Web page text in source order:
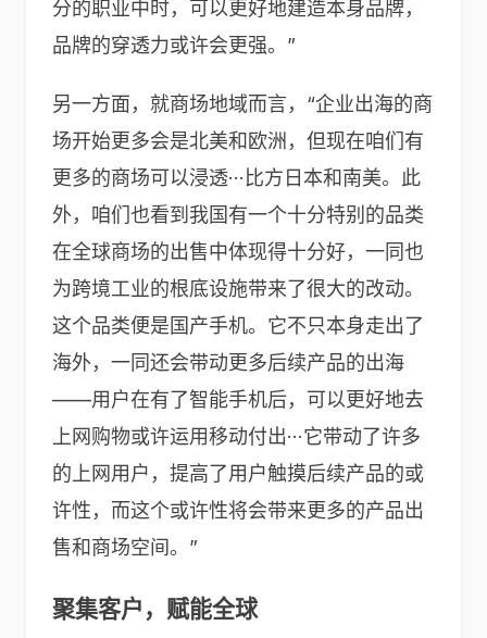
分的职业中时，可以更好地建造本身品牌，
品牌的穿透力或许会更强。”
另一方面，就商场地域而言，“企业出海的商
场开始更多会是北美和欧洲，但现在咱们有
更多的商场可以浸透···比方日本和南美。此
外，咱们也看到我国有一个十分特别的品类
在全球商场的出售中体现得十分好，一同也
为跨境工业的根底设施带来了很大的改动。
这个品类便是国产手机。它不只本身走出了
海外，一同还会带动更多后续产品的出海
——用户在有了智能手机后，可以更好地去
上网购物或许运用移动付出···它带动了许多
的上网用户，提高了用户触摸后续产品的或
许性，而这个或许性将会带来更多的产品出
售和商场空间。”
聚集客户，赋能全球